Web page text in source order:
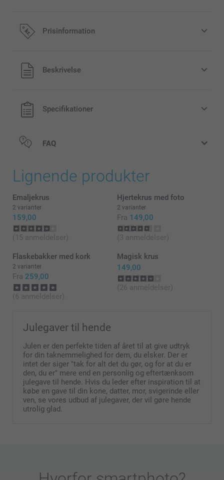
Prisinformation
Alle priser inklusive moms og uden
forsendelsesomkostninger
Beskrivelse
Specifikationer
FAQ
Lignende produkter
Emaljekrus
2 varianter
159,00
(15 anmeldelser)
Hjertekrus med foto
2 varianter
Fra 149,00
(3 anmeldelser)
Flaskebakker med kork
2 varianter
Fra 259,00
(6 anmeldelser)
Magisk krus
149,00
(26 anmeldelser)
Julegaver til hende
Julen er den perfekte tiden af året til at give udtryk
for din taknemmelighed for dem, du elsker. Der er
intet der siger "tak for alt det du gør, og for at du er
den, du er" mere end en personlig og eftertænksom
julegave til hende. Hvis du leder efter inspiration til at
købe en gave til din kone, datter, mor, svigerinde eller
ven, se vores udbud af julegaver, der vil gøre hende
utrolig glad.